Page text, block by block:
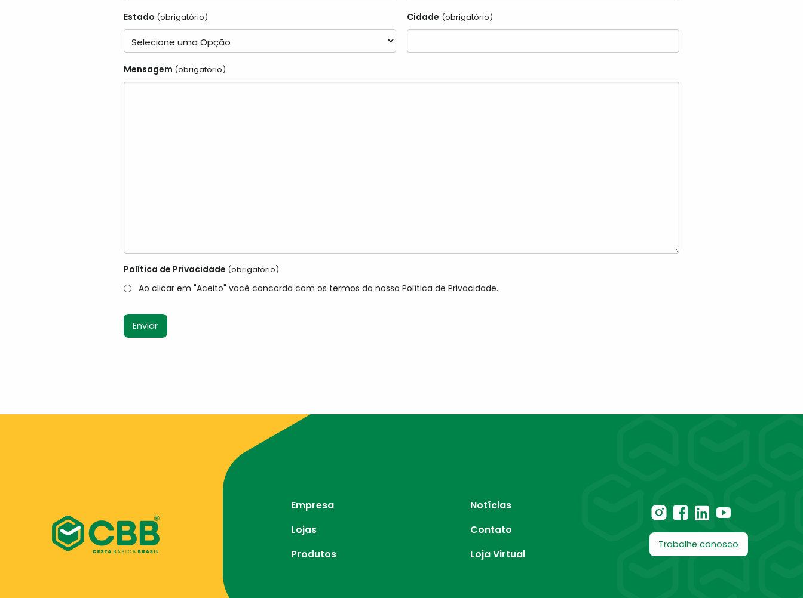
Estado (obrigatório) Cidade (obrigatório)
Mensagem (obrigatório)
Política de Privacidade (obrigatório)
Ao clicar em "Aceito" você concorda com os termos da nossa Política de Privacidade.
Empresa
Lojas
Produtos
Notícias
Contato
Loja Virtual
Trabalhe conosco